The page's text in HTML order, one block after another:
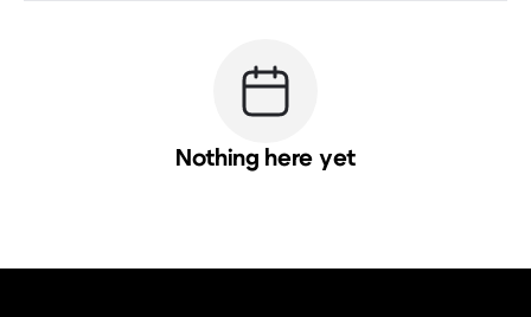
Nothing here yet